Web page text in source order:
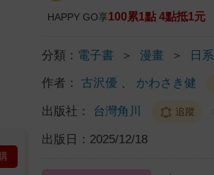
HAPPY GO享100累1點 4點抵1元
分類： 電子書 ＞ 漫畫 ＞ 日
作者： 古沢優 かわさき健
出版社： 台灣角川 追蹤
出版日： 2025/12/18